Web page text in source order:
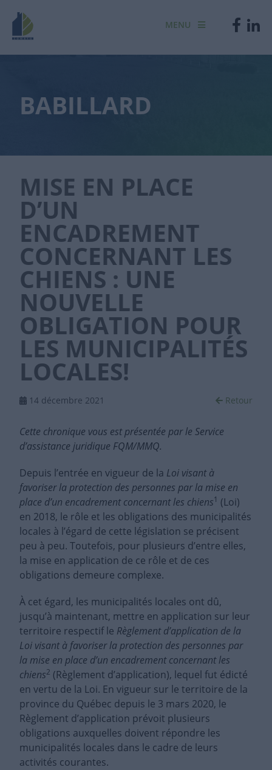
MENU
BABILLARD
MISE EN PLACE
D’UN
ENCADREMENT
CONCERNANT LES
CHIENS : UNE
NOUVELLE
OBLIGATION POUR
LES MUNICIPALITÉS
LOCALES!
14 décembre 2021 Retour
Cette chronique vous est présentée par le Service
d’assistance juridique FQM/MMQ.
Depuis l’entrée en vigueur de la Loi visant à
favoriser la protection des personnes par la mise en
place d’un encadrement concernant les chiens1 (Loi)
en 2018, le rôle et les obligations des municipalités
locales à l’égard de cette législation se précisent
peu à peu. Toutefois, pour plusieurs d’entre elles,
la mise en application de ce rôle et de ces
obligations demeure complexe.
À cet égard, les municipalités locales ont dû,
jusqu’à maintenant, mettre en application sur leur
territoire respectif le Règlement d’application de la
Loi visant à favoriser la protection des personnes par
la mise en place d’un encadrement concernant les
chiens2 (Règlement d’application), lequel fut édicté
en vertu de la Loi. En vigueur sur le territoire de la
province du Québec depuis le 3 mars 2020, le
Règlement d’application prévoit plusieurs
obligations auxquelles doivent répondre les
municipalités locales dans le cadre de leurs
activités courantes.